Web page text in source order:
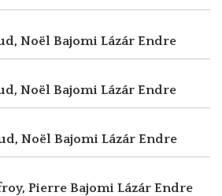
Noël Bajomi Lázár Endre
Noël Bajomi Lázár Endre
Noël Bajomi Lázár Endre
Pierre Bajomi Lázár Endre